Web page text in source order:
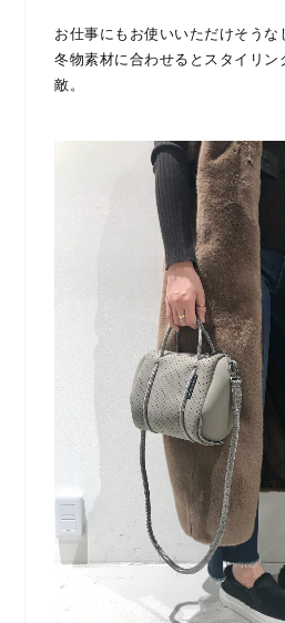
お仕事にもお使いいただけそうな
冬物素材に合わせるとスタイリン
敵。